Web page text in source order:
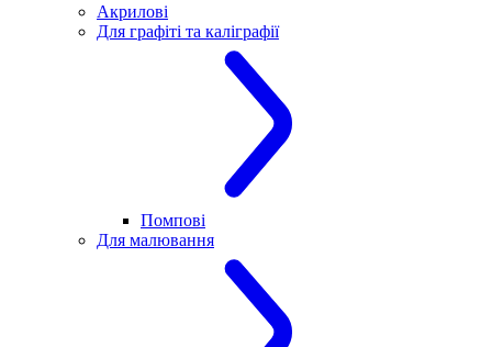
Акрилові
Для графіті та каліграфії
Помпові
Для малювання